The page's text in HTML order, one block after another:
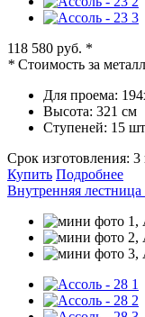
118 580 руб. *
* Стоимость за
Для проема:
Высота: 321 см
Ступеней: 15
Срок изготовления: 3
Купить Подробнее
Внутренняя лестница